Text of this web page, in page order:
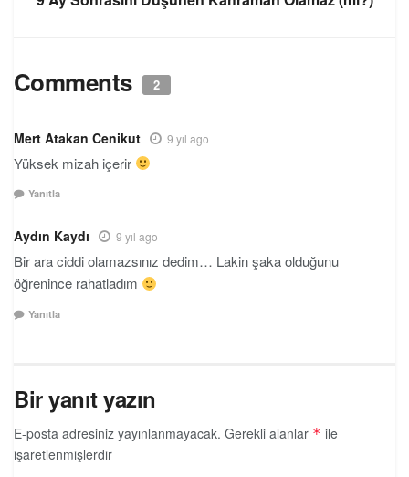
Comments 2
Mert Atakan Cenikut 9 yıl ago
Yüksek mizah içerir
Yanıtla
Aydın Kaydı 9 yıl ago
Bir ara ciddi olamazsınız dedim… Lakin şaka olduğunu
öğrenince rahatladım
Yanıtla
Bir yanıt yazın
E-posta adresiniz yayınlanmayacak. Gerekli alanlar * ile
işaretlenmişlerdir